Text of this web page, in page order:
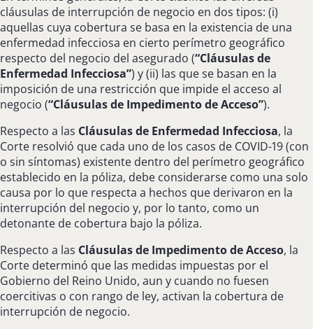
cláusulas de interrupción de negocio en dos tipos: (i)
aquellas cuya cobertura se basa en la existencia de una
enfermedad infecciosa en cierto perímetro geográfico
respecto del negocio del asegurado (“Cláusulas de
Enfermedad Infecciosa”) y (ii) las que se basan en la
imposición de una restricción que impide el acceso al
negocio (“Cláusulas de Impedimento de Acceso”).
Respecto a las Cláusulas de Enfermedad Infecciosa, la
Corte resolvió que cada uno de los casos de COVID-19 (con
o sin síntomas) existente dentro del perímetro geográfico
establecido en la póliza, debe considerarse como una solo
causa por lo que respecta a hechos que derivaron en la
interrupción del negocio y, por lo tanto, como un
detonante de cobertura bajo la póliza.
Respecto a las Cláusulas de Impedimento de Acceso, la
Corte determinó que las medidas impuestas por el
Gobierno del Reino Unido, aun y cuando no fuesen
coercitivas o con rango de ley, activan la cobertura de
interrupción de negocio.